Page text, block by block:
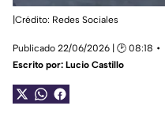
|Crédito: Redes Sociales
Publicado 22/06/2026 | 🕑 08:18
Escrito por: Lucio Castillo